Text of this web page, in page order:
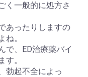
く一般的に処方さ
あったりしますの
ね。
で、ED治療薬バイ
す。
勃起不全によっ